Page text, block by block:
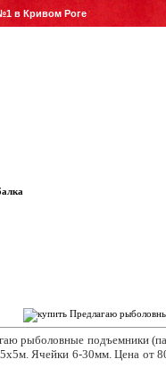
в Кривом Роге
рыболовные подъемники
Ячейки 6-30мм. Цена от